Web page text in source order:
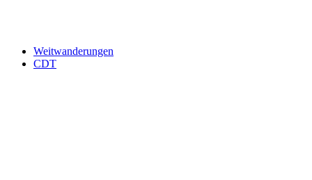
Weitwanderungen
CDT